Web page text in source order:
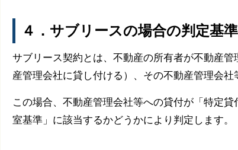
４．サブリースの場合の判定基準
サブリース契約とは、不動産の所有者が不動産
産管理会社に貸し付ける）、その不動産管理会
この場合、不動産管理会社等への貸付が「特定
室基準」に該当するかどうかにより判定します。